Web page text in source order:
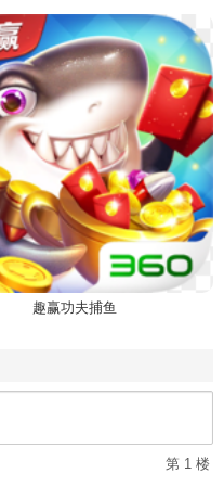
趣赢功夫捕鱼
第 1 楼